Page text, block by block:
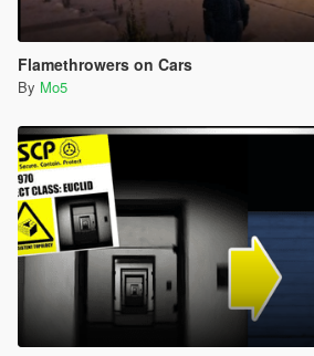
Flamethrowers on Cars
By Mo5